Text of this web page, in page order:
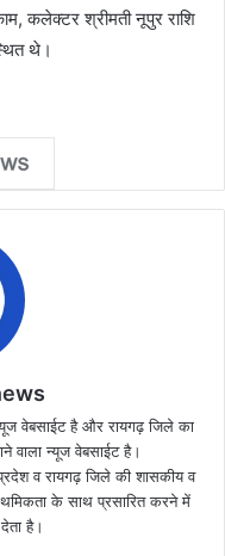
कलेक्टर श्रीमती नूपुर राशि
थे।
वेबसाईट है और रायगढ़ जिले का
वाला न्यूज वेबसाईट है।
व रायगढ़ जिले की शासकीय व
के साथ प्रसारित करने में
है।